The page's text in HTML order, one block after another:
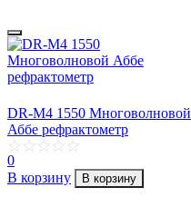
DR-M4 1550 Многоволновой
Аббе рефрактометр
0
В корзину
В корзину